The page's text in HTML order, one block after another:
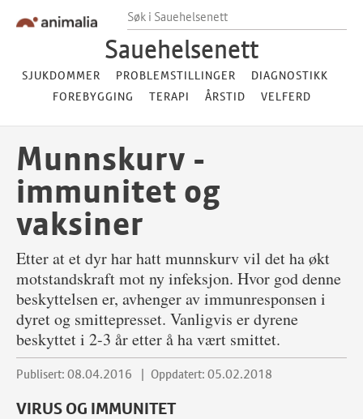
Søk i Sauehelsenett
Sauehelsenett
SJUKDOMMER PROBLEMSTILLINGER
DIAGNOSTIKK
FOREBYGGING
TERAPI ÅRSTID VELFERD
Munnskurv -
immunitet og
vaksiner
Etter at et dyr har hatt munnskurv vil det ha økt
motstandskraft mot ny infeksjon. Hvor god denne
beskyttelsen er, avhenger av immunresponsen i
dyret og smittepresset. Vanligvis er dyrene
beskyttet i 2-3 år etter å ha vært smittet.
Publisert: 08.04.2016 Oppdatert: 05.02.2018
VIRUS OG IMMUNITET